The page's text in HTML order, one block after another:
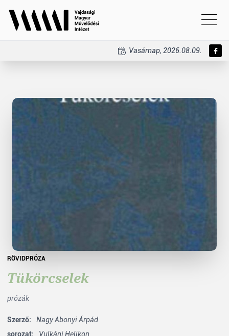
Vasárnap, 2026.08.09.
RÖVIDPRÓZA
Tükörcselek
prózák
Szerző:
Nagy Abonyi Árpád
sorozat:
Vulkáni Helikon